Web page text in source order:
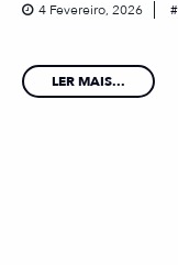
4 Fevereiro, 2026
LER MAIS...